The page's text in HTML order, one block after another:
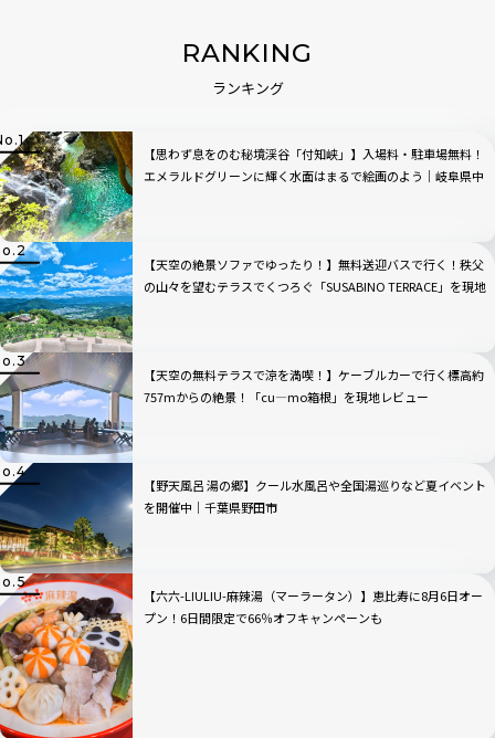
RANKING
ランキング
【思わず息をのむ秘境渓谷「付知峡」】入場料・駐車場無料！
エメラルドグリーンに輝く水面はまるで絵画のよう｜岐阜県中
【天空の絶景ソファでゆったり！】無料送迎バスで行く！秩父
の山々を望むテラスでくつろぐ「SUSABINO TERRACE」を現地
【天空の無料テラスで涼を満喫！】ケーブルカーで行く標高約
757mからの絶景！「cu―mo箱根」を現地レビュー
【野天風呂 湯の郷】クール水風呂や全国湯巡りなど夏イベント
を開催中｜千葉県野田市
【六六-LIULIU-麻辣湯（マーラータン）】恵比寿に8月6日オー
プン！6日間限定で66％オフキャンペーンも